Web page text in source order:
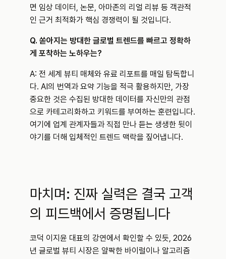
면 임상 데이터, 논문, 아마존의 리얼 리뷰 등 객관적
인 근거 최적화가 핵심 경쟁력이 될 것입니다.
Q. 쏟아지는 방대한 글로벌 트렌드를 빠르고 정확하
게 포착하는 노하우는?
A: 전 세계 뷰티 매체와 유료 리포트를 매일 탐독합니
다. AI의 번역과 요약 기능을 적극 활용하지만, 가장
중요한 것은 수집된 방대한 데이터를 자신만의 관점
으로 카테고리화하고 키워드를 부여하는 훈련입니다.
여기에 업계 관계자들과 직접 만나 듣는 생생한 뒷이
야기를 더해 입체적인 트렌드 맥락을 짚어냅니다.
마치며: 진짜 실력은 결국 고객
의 피드백에서 증명됩니다
코덕 이지윤 대표의 강연에서 확인할 수 있듯, 2026
년 글로벌 뷰티 시장은 얄팍한 바이럴이나 알고리즘